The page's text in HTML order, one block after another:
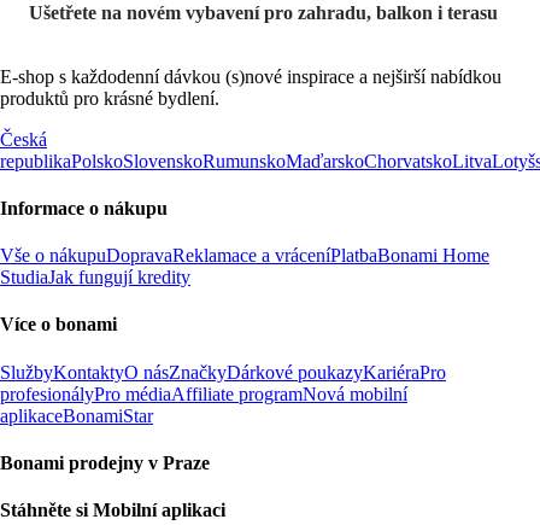
Ušetřete na novém vybavení pro zahradu, balkon i terasu
E-shop s každodenní dávkou (s)nové inspirace a nejširší nabídkou
produktů pro krásné bydlení.
Česká
republikaPolskoSlovenskoRumunskoMaďarskoChorvatskoLitva
Informace o nákupu
Vše o nákupuDopravaReklamace a vráceníPlatbaBonami Home
StudiaJak fungují kredity
Více o bonami
SlužbyKontaktyO násZnačkyDárkové poukazyKariéraPro
profesionályPro médiaAffiliate programNová mobilní
aplikaceBonamiStar
Bonami prodejny v Praze
Stáhněte si Mobilní aplikaci